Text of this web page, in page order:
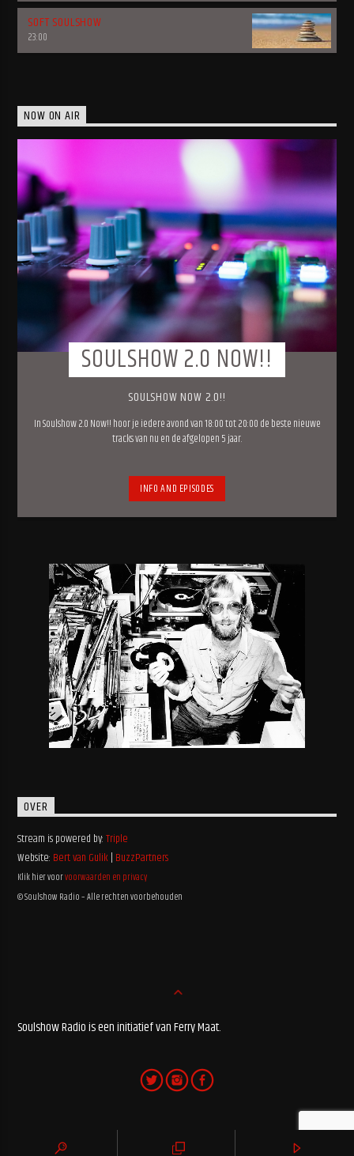
SOFT SOULSHOW
23:00
NOW ON AIR
SOULSHOW 2.0 NOW!!
SOULSHOW NOW 2.0!!
In Soulshow 2.0 Now!! hoor je iedere avond van 18:00 tot 20:00 de beste nieuwe
tracks van nu en de afgelopen 5 jaar.
INFO AND EPISODES
OVER
Stream is powered by:Triple
Website: Bert van Gulik| BuzzPartners
Klik hier voorvoorwaarden en privacy
© Soulshow Radio – Alle rechten voorbehouden
Soulshow Radio is een initiatief van Ferry Maat.